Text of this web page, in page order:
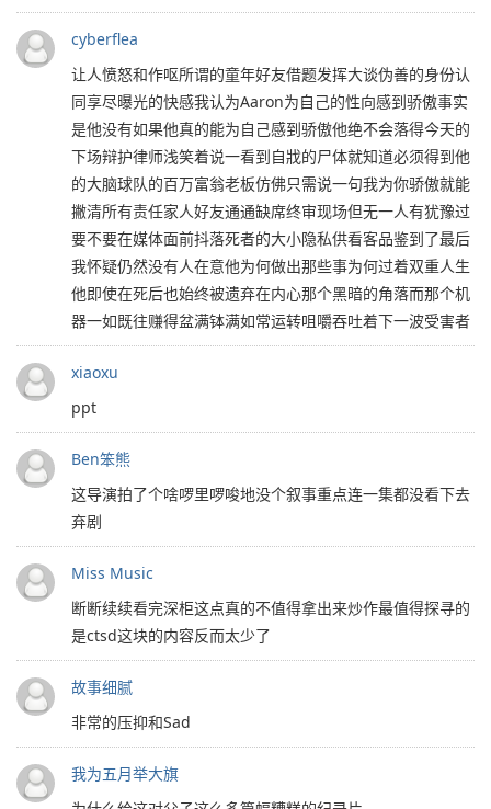
cyberflea
让人愤怒和作呕所谓的童年好友借题发挥大谈伪善的身份认
同享尽曝光的快感我认为Aaron为自己的性向感到骄傲事实
是他没有如果他真的能为自己感到骄傲他绝不会落得今天的
下场辩护律师浅笑着说一看到自戕的尸体就知道必须得到他
的大脑球队的百万富翁老板仿佛只需说一句我为你骄傲就能
撇清所有责任家人好友通通缺席终审现场但无一人有犹豫过
要不要在媒体面前抖落死者的大小隐私供看客品鉴到了最后
我怀疑仍然没有人在意他为何做出那些事为何过着双重人生
他即使在死后也始终被遗弃在内心那个黑暗的角落而那个机
器一如既往赚得盆满钵满如常运转咀嚼吞吐着下一波受害者
xiaoxu
ppt
Ben笨熊
这导演拍了个啥啰里啰唆地没个叙事重点连一集都没看下去
弃剧
Miss Music
断断续续看完深柜这点真的不值得拿出来炒作最值得探寻的
是ctsd这块的内容反而太少了
故事细腻
非常的压抑和Sad
我为五月举大旗